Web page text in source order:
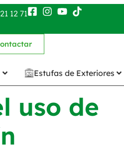
12 71
Estufas de Exteriores
uso de